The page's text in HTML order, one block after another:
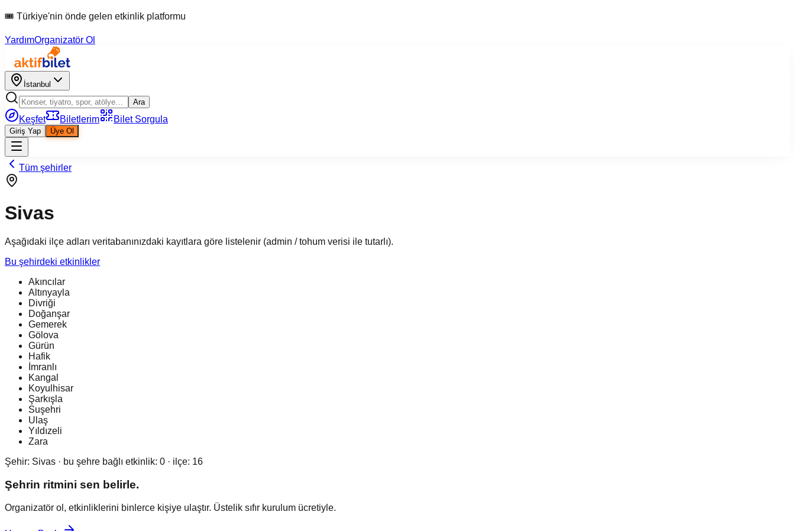
🎟 Türkiye'nin önde gelen etkinlik platformu
YardımOrganizatör Ol
İstanbul
Ara
Keşfet Biletlerim Bilet Sorgula
Giriş Yap Üye Ol
Tüm şehirler
Sivas
Aşağıdaki ilçe adları veritabanınızdaki kayıtlara göre listelenir (admin / tohum verisi ile tutarlı).
Bu şehirdeki etkinlikler
Akıncılar
Altınyayla
Divriği
Doğanşar
Gemerek
Gölova
Gürün
Hafik
İmranlı
Kangal
Koyulhisar
Şarkışla
Suşehri
Ulaş
Yıldızeli
Zara
Şehir: Sivas · bu şehre bağlı etkinlik: 0 · ilçe: 16
Şehrin ritmini sen belirle.
Organizatör ol, etkinliklerini binlerce kişiye ulaştır. Üstelik sıfır kurulum ücretiyle.